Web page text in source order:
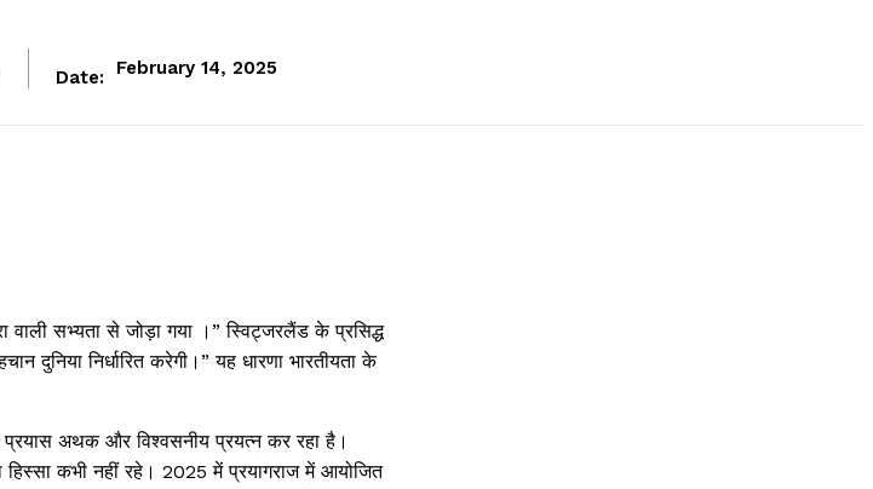
Date: February 14, 2025
सभ्यता से जोड़ा गया ।” स्विट्जरलैंड के प्रसिद्ध
निर्धारित करेगी।” यह धारणा भारतीयता के
प्रयास अथक और विश्वसनीय प्रयत्न कर रहा है।
कभी नहीं रहे। 2025 में प्रयागराज में आयोजित